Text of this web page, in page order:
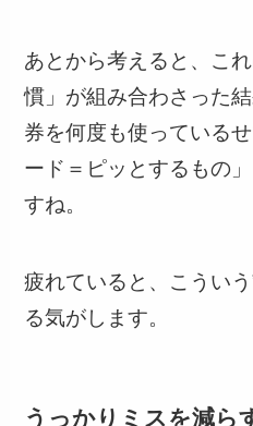
あとから考えると、こ
慣」が組み合わさった
券を何度も使っている
ード＝ピッとするもの
すね。
疲れていると、こういう
る気がします。
うっかりミスを減ら